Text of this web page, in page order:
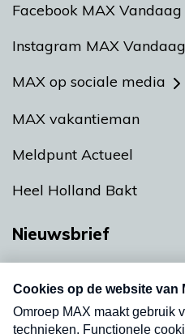
Facebook MAX Vandaag
Instagram MAX Vandaag
MAX op sociale media
MAX vakantieman
Meldpunt Actueel
Heel Holland Bakt
Nieuwsbrief
nieuwsbrief. Elke
uw mailbox.